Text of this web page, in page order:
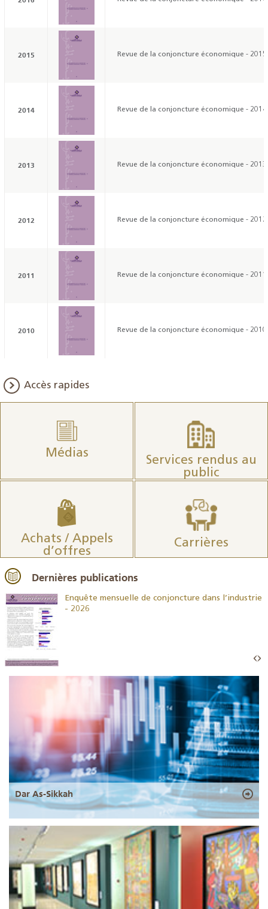
2015 Revue de la conjoncture économique - 2015
2014 Revue de la conjoncture économique - 2014
2013 Revue de la conjoncture économique - 2013
2012 Revue de la conjoncture économique - 2012
2011 Revue de la conjoncture économique - 2011
2010 Revue de la conjoncture économique - 2010
Accès rapides
Médias
Services rendus au
public
Achats / Appels
d’offres
Carrières
Dernières publications
Enquête mensuelle de conjoncture dans l’industrie
- 2026
Dar As-Sikkah